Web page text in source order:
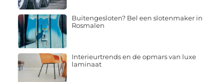
Buitengesloten? Bel een slotenmaker in
Rosmalen
Interieurtrends en de opmars van luxe
laminaat